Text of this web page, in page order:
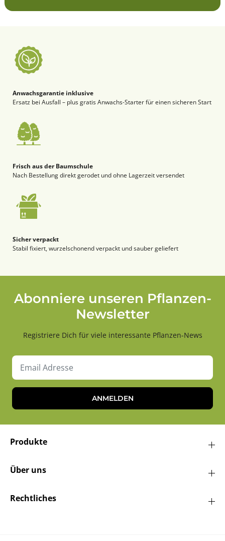
Anwachsgarantie inklusive
Ersatz bei Ausfall – plus gratis Anwachs-Starter für einen sicheren Start
Frisch aus der Baumschule
Nach Bestellung direkt gerodet und ohne Lagerzeit versendet
Sicher verpackt
Stabil fixiert, wurzelschonend verpackt und sauber geliefert
Abonniere unseren Pflanzen-
Newsletter
Registriere Dich für viele interessante Pflanzen-News
ANMELDEN
Produkte
Über uns
Rechtliches